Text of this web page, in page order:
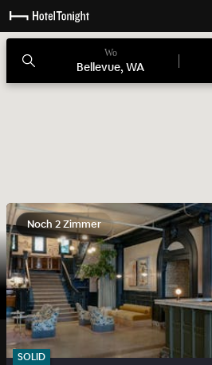
Wo
Bellevue, WA
Noch 2 Zimmer
SOLID